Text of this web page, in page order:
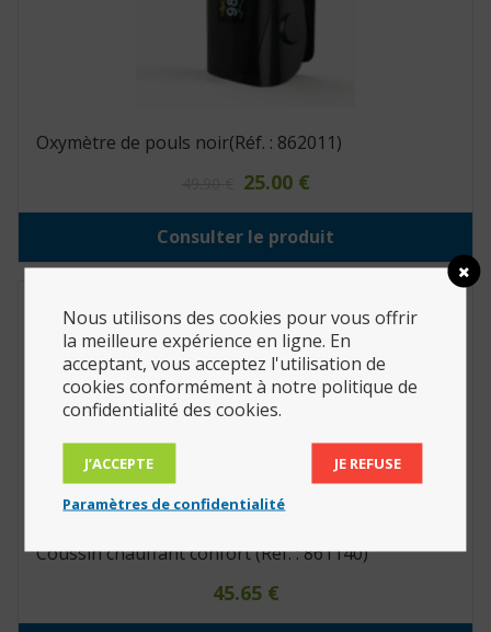
Oxymètre de pouls noir(Réf. : 862011)
Le
initial
était :
49.90 €.
25.00 €Le
actuel
est :
25.00 €.
Consulter le produit
Coussin chauffant confort (Réf. : 861140)
45.65 €
Nous utilisons des cookies pour vous offrir
la meilleure expérience en ligne. En
acceptant, vous acceptez l'utilisation de
cookies conformément à notre politique de
confidentialité des cookies.
J’ACCEPTE JE REFUSE
Paramètres de confidentialité